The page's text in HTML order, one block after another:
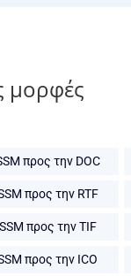
μορφές
προς την DOC
προς την RTF
προς την TIF
προς την ICO